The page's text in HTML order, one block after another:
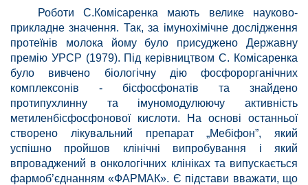
Роботи С.Комісаренка мають велике науково-
прикладне значення. Так, за імунохімічне дослідження
протеїнів молока йому було присуджено Державну
премію УРСР (1979). Під керівництвом С. Комісаренка
було вивчено біологічну дію фосфорорганічних
комплексонів - бісфосфонатів та знайдено
протипухлинну та імуномодулюючу активність
метиленбісфосфонової кислоти. На основі останньої
створено лікувальний препарат „Мебіфон”, який
успішно пройшов клінічні випробування і який
впроваджений в онкологічних клініках та випускається
фармоб’єднанням «ФАРМАК». Є підстави вважати, що